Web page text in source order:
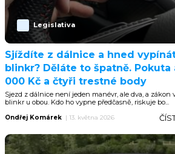
Legislativa
Sjíždíte z dálnice a hned
blinkr? Děláte to špatně. Pokuta
000 Kč a čtyři trestné body
Sjezd z dálnice není jeden manévr, ale dva, a zákon
blinkr u obou. Kdo ho vypne předčasně, riskuje bo...
Ondřej Komárek | 13. května 2026